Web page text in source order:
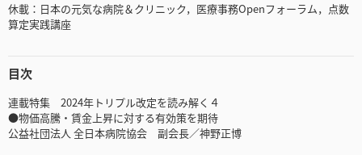
休載：日本の元気な病院＆クリニック，医療事務Openフォーラム，点数
算定実践講座
目次
連載特集 2024年トリプル改定を読み解く４
●物価高騰・賃金上昇に対する有効策を期待
公益社団法人 全日本病院協会 副会長／神野正博